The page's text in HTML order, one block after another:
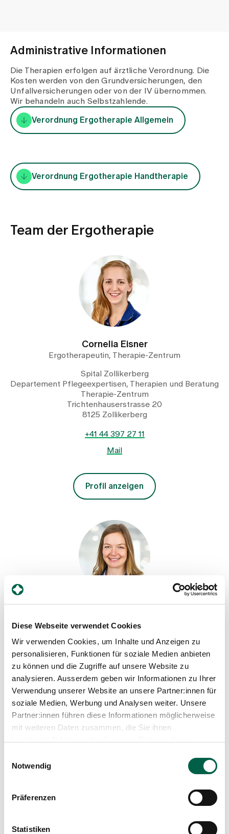
Diese Webseite verwendet Cookies
Wir verwenden Cookies, um Inhalte und Anzeigen zu
personalisieren, Funktionen für soziale Medien anbieten
zu können und die Zugriffe auf unsere Website zu
analysieren. Ausserdem geben wir Informationen zu Ihrer
Verwendung unserer Website an unsere Partner:innen für
soziale Medien, Werbung und Analysen weiter. Unsere
Partner:innen führen diese Informationen möglicherweise
mit weiteren Daten zusammen, die Sie ihnen
Notwendig
Präferenzen
Statistiken
Administrative Informationen
Die Therapien erfolgen auf ärztliche Verordnung. Die
Kosten werden von den Grundversicherungen, den
Unfallversicherungen oder von der IV übernommen.
Wir behandeln auch Selbstzahlende.
Verordnung Ergotherapie Allgemein
Verordnung Ergotherapie Handtherapie
Team der Ergotherapie
Cornelia Eisner
Ergotherapeutin, Therapie-Zentrum
Spital Zollikerberg
Departement Pflegeexpertisen, Therapien und Beratung
Therapie-Zentrum
Trichtenhauserstrasse 20
8125 Zollikerberg
+41 44 397 27 11
Mail
Profil anzeigen
Spital Zollikerberg
Therapie-Zentrum
Trichtenhauserstrasse 20
8125 Zollikerberg
+41 44 397 27 11
Mail